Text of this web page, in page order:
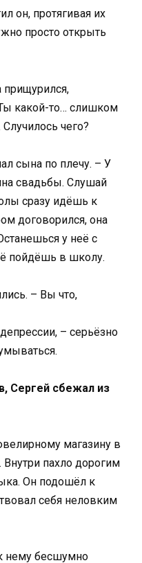
он, протягивая их
просто открыть
прищурился,
какой-то… слишком
чего?
сына по плечу. – У
свадьбы. Слушай
сразу идёшь к
договорился, она
у неё с
пойдёшь в школу.
– Вы что,
– серьёзно
Сергей сбежал из
магазину в
пахло дорогим
Он подошёл к
себя неловким
нему бесшумно